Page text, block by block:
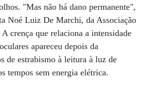
"Mas não há dano permanente",
Noé Luiz De Marchi, da Associação
crença que relaciona a intensidade
apareceu depois da
de estrabismo à leitura à luz de
tempos sem energia elétrica.